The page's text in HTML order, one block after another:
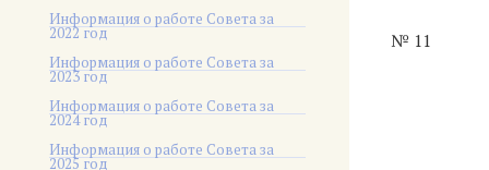
Информация о работе Совета за
2022 год
Информация о работе Совета за
2023 год
Информация о работе Совета за
2024 год
Информация о работе Совета за
2025 год
№ 11